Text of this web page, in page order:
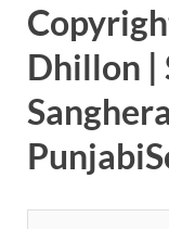
Dhillon |